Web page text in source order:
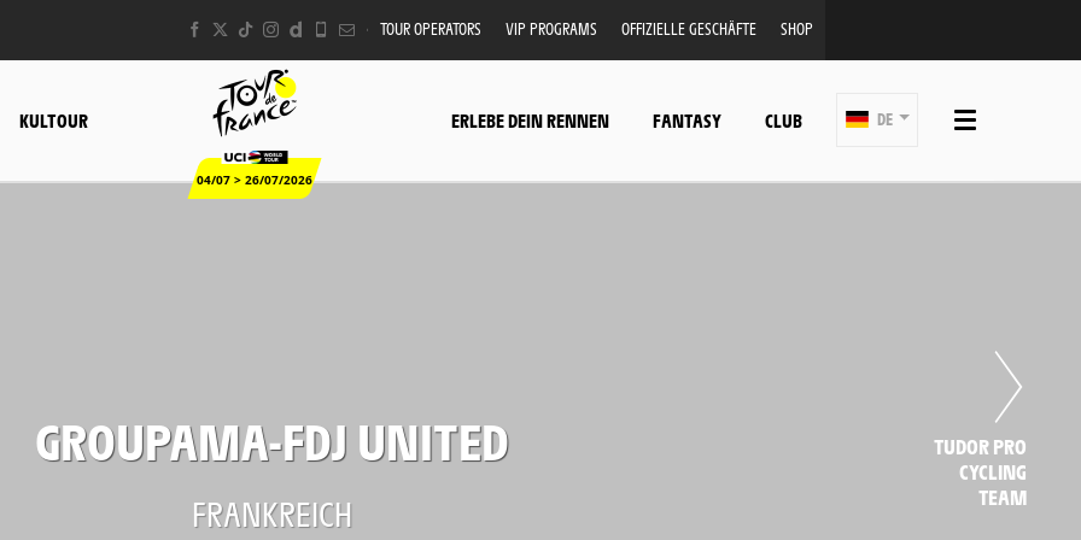
TOUR OPERATORS VIP PROGRAMS OFFIZIELLE GESCHÄFTE SHOP
KULTOUR
04/07 > 26/07/2026
ERLEBE DEIN RENNEN FANTASY CLUB DE
GROUPAMA-FDJ UNITED
FRANKREICH
TUDOR PRO
CYCLING
TEAM